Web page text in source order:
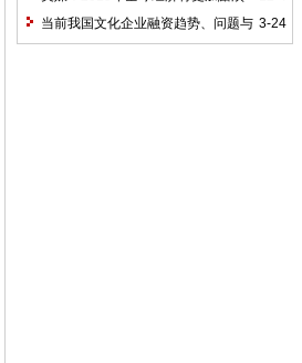
3-24
当前我国文化企业融资趋势、问题与